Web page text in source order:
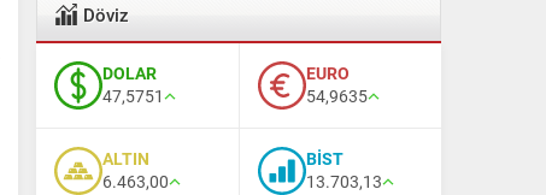
Döviz
DOLAR
47,5751
EURO
54,9635
ALTIN
6.463,00
BİST
13.703,13